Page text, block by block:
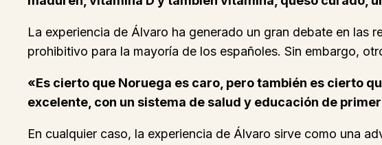
La experiencia de Álvaro ha generado un gran debate en las
prohibitivo para la mayoría de los españoles. Sin embargo,
«Es cierto que Noruega es caro, pero también es cierto
excelente, con un sistema de salud y educación de
En cualquier caso, la experiencia de Álvaro sirve como una